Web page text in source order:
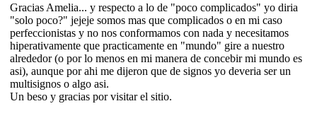
Gracias Amelia... y respecto a lo de "poco complicados" yo diria
"solo poco?" jejeje somos mas que complicados o en mi caso
perfeccionistas y no nos conformamos con nada y necesitamos
hiperativamente que practicamente en "mundo" gire a nuestro
alrededor (o por lo menos en mi manera de concebir mi mundo es
asi), aunque por ahi me dijeron que de signos yo deveria ser un
multisignos o algo asi.
Un beso y gracias por visitar el sitio.